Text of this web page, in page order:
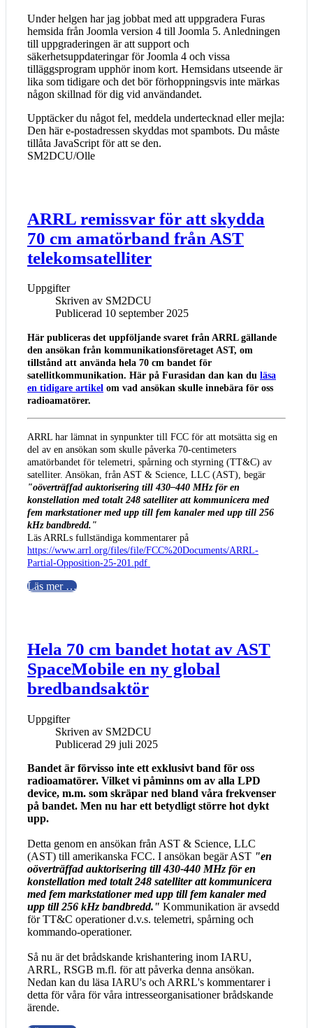
Under helgen har jag jobbat med att uppgradera Furas
hemsida från Joomla version 4 till Joomla 5. Anledningen
till uppgraderingen är att support och
säkerhetsuppdateringar för Joomla 4 och vissa
tilläggsprogram upphör inom kort. Hemsidans utseende är
lika som tidigare och det bör förhoppningsvis inte märkas
någon skillnad för dig vid användandet.
Upptäcker du något fel, meddela undertecknad eller mejla:
Den här e-postadressen skyddas mot spambots. Du måste
tillåta JavaScript för att se den.
SM2DCU/Olle
ARRL remissvar för att skydda
70 cm amatörband från AST
telekomsatelliter
Uppgifter
Skriven av SM2DCU
Publicerad 10 september 2025
Här publiceras det uppföljande svaret från ARRL gällande
den ansökan från kommunikationsföretaget AST, om
tillstånd att använda hela 70 cm bandet för
satellitkommunikation. Här på Furasidan dan kan du läsa
en tidigare artikel om vad ansökan skulle innebära för oss
radioamatörer.
ARRL har lämnat in synpunkter till FCC för att motsätta sig en
del av en ansökan som skulle påverka 70-centimeters
amatörbandet för telemetri, spårning och styrning (TT&C) av
satelliter. Ansökan, från AST & Science, LLC (AST), begär
"oöverträffad auktorisering till 430–440 MHz för en
konstellation med totalt 248 satelliter att kommunicera med
fem markstationer med upp till fem kanaler med upp till 256
kHz bandbredd."
Läs ARRLs fullständiga kommentarer på
https://www.arrl.org/files/file/FCC%20Documents/ARRL-
Partial-Opposition-25-201.pdf
Läs mer …
Hela 70 cm bandet hotat av AST
SpaceMobile en ny global
bredbandsaktör
Uppgifter
Skriven av SM2DCU
Publicerad 29 juli 2025
Bandet är förvisso inte ett exklusivt band för oss
radioamatörer. Vilket vi påminns om av alla LPD
device, m.m. som skräpar ned bland våra frekvenser
på bandet. Men nu har ett betydligt större hot dykt
upp.
Detta genom en ansökan från AST & Science, LLC
(AST) till amerikanska FCC. I ansökan begär AST "en
oöverträffad auktorisering till 430-440 MHz för en
konstellation med totalt 248 satelliter att kommunicera
med fem markstationer med upp till fem kanaler med
upp till 256 kHz bandbredd." Kommunikation är avsedd
för TT&C operationer d.v.s. telemetri, spårning och
kommando-operationer.
Så nu är det brådskande krishantering inom IARU,
ARRL, RSGB m.fl. för att påverka denna ansökan.
Nedan kan du läsa IARU's och ARRL's kommentarer i
detta för våra för våra intresseorganisationer brådskande
ärende.